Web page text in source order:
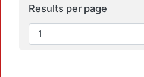
Results per page